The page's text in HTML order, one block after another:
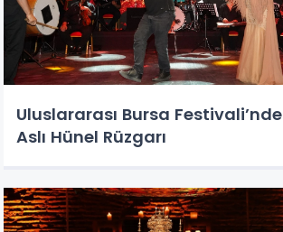
Uluslararası Bursa Festivali’nde
Aslı Hünel Rüzgarı